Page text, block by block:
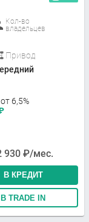
Кол-во
владельцев
Привод
6,5%
930 ₽/мес.
В КРЕДИТ
В TRADE IN